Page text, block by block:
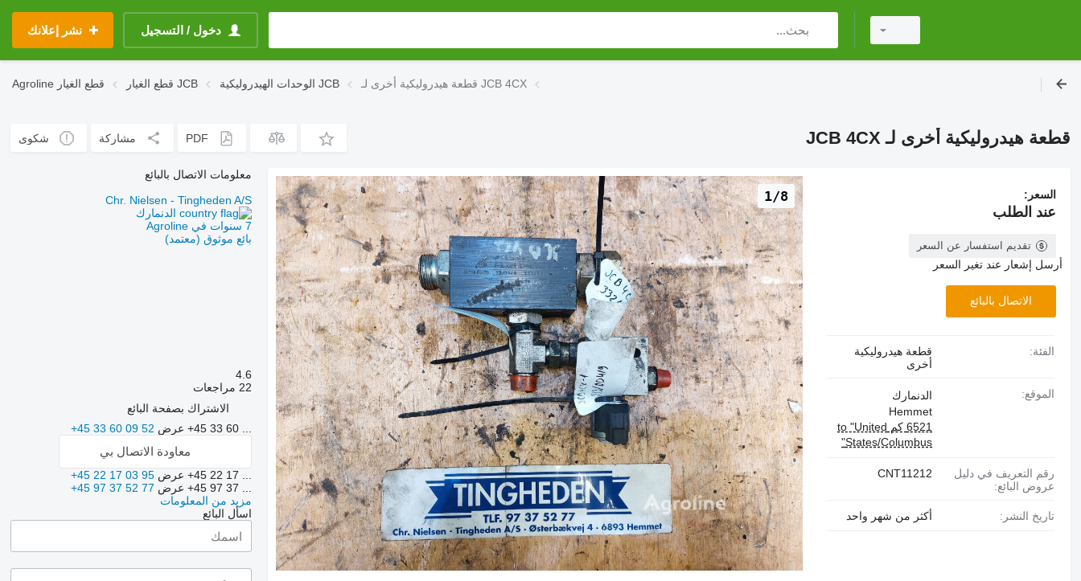
دخول / التسجيل نشر إعلانك
Agroline قطع الغيار قطع الغيار JCB الوحدات الهيدروليكية JCB قطعة هيدروليكية أخرى لـ JCB 4CX
قطعة هيدروليكية أخرى لـ JCB 4CX PDF مشاركة شكوى
1/8 السعر:
عند الطلب
تقديم استفسار عن السعر
أرسل إشعار عند تغير السعر
الاتصال بالبائع
الفئة:
قطعة هيدروليكية
أخرى
الموقع:
الدنمارك
Hemmet
6521 كم to "United
States/Columbus"
رقم التعريف في دليل
عروض البائع:
CNT11212
تاريخ النشر: أكثر من شهر واحد
معلومات الاتصال بالبائع
Chr. Nielsen - Tingheden A/S
الدنمارك
7 سنوات في Agroline
بائع موثوق (معتمد)
4.6
22 مراجعات
الاشتراك بصفحة البائع
+45 33 60 ... عرض +45 33 60 09 52
معاودة الاتصال بي
+45 22 17 ... عرض+45 22 17 03 95
+45 97 37 ... عرض +45 97 37 52 77
مزيد من المعلومات
اسأل البائع